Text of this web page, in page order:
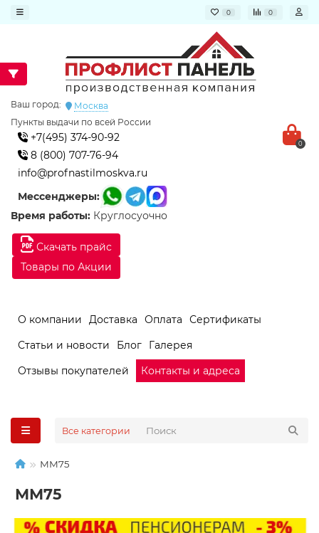
0 0
Скачать прайс
Товары по Акции
Ваш город:
Москва
Пункты выдачи по всей России
+7(495) 374-90-92
8 (800) 707-76-94
info@profnastilmoskva.ru
Мессенджеры:
Время работы: Круглосуочно
0
О компании Доставка Оплата
Сертификаты
Статьи и новости
Блог
Галерея
Отзывы покупателей
Контакты и адреса
Все категории
ММ75
ММ75